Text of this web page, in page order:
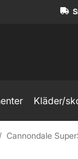
Kläder/
Cannondale